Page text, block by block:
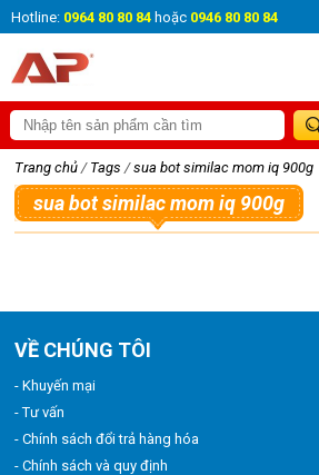
Hotline: 0964 80 80 84 hoặc 0946 80 80 84
Trang chủ / Tags / sua bot similac mom iq 900g
sua bot similac mom iq 900g
VỀ CHÚNG TÔI
- Khuyến mại
- Tư vấn
- Chính sách đổi trả hàng hóa
- Chính sách và quy định